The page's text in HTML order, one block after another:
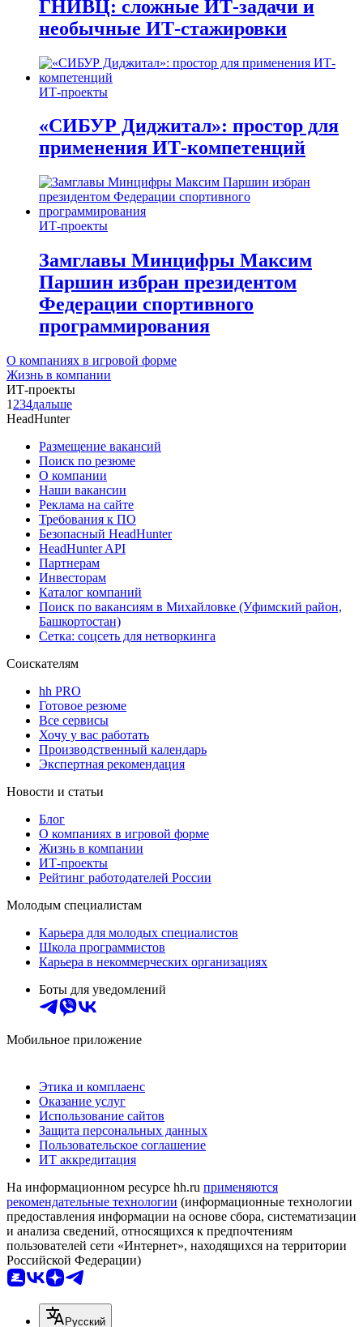
ГНИВЦ: сложные ИТ‑задачи и
необычные ИТ‑стажировки
ИТ-проекты
«СИБУР Диджитал»: простор для
применения ИТ-компетенций
ИТ-проекты
Замглавы Минцифры Максим
Паршин избран президентом
Федерации спортивного
программирования
О компаниях в игровой форме
Жизнь в компании
ИТ-проекты
1 234дальше
HeadHunter
Размещение вакансий
Поиск по резюме
О компании
Наши вакансии
Реклама на сайте
Требования к ПО
Безопасный HeadHunter
HeadHunter API
Партнерам
Инвесторам
Каталог компаний
Поиск по вакансиям в Михайловке (Уфимский район,
Башкортостан)
Сетка: соцсеть для нетворкинга
Соискателям
hh PRO
Готовое резюме
Все сервисы
Хочу у вас работать
Производственный календарь
Экспертная рекомендация
Новости и статьи
Блог
О компаниях в игровой форме
Жизнь в компании
ИТ-проекты
Рейтинг работодателей России
Молодым специалистам
Карьера для молодых специалистов
Школа программистов
Карьера в некоммерческих организациях
Боты для уведомлений
Мобильное приложение
Этика и комплаенс
Оказание услуг
Использование сайтов
Защита персональных данных
Пользовательское соглашение
ИТ аккредитация
На информационном ресурсе hh.ru применяются
рекомендательные технологии (информационные технологии
предоставления информации на основе сбора, систематизации
и анализа сведений, относящихся к предпочтениям
пользователей сети «Интернет», находящихся на территории
Российской Федерации)
Русский